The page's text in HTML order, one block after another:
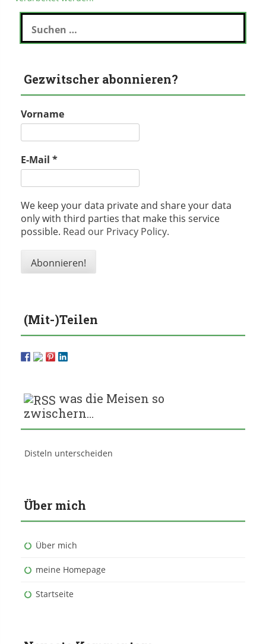
Suchen
nach:
Gezwitscher abonnieren?
Vorname
E-Mail *
We keep your data private and share your data
only with third parties that make this service
possible. Read our Privacy Policy.
(Mit-)Teilen
was die Meisen so
zwischern…
Disteln unterscheiden
Über mich
Über mich
meine Homepage
Startseite